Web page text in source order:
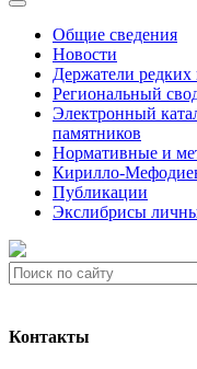
Общие сведения
Новости
Держатели
Региональный
Электронный
памятников
Нормативные и
Кирилло-
Публикации
Экслибрисы
Контакты